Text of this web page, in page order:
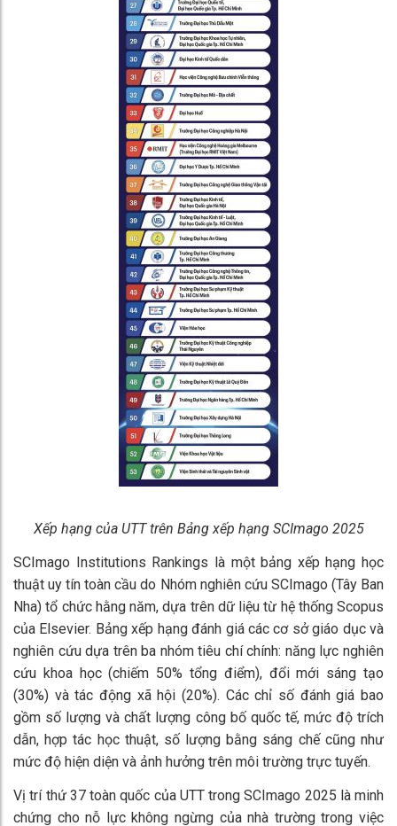
Xếp hạng của UTT trên Bảng xếp hạng SCImago 2025
SCImago Institutions Rankings là một bảng xếp hạng học
thuật uy tín toàn cầu do Nhóm nghiên cứu SCImago (Tây Ban
Nha) tổ chức hằng năm, dựa trên dữ liệu từ hệ thống Scopus
của Elsevier. Bảng xếp hạng đánh giá các cơ sở giáo dục và
nghiên cứu dựa trên ba nhóm tiêu chí chính: năng lực nghiên
cứu khoa học (chiếm 50% tổng điểm), đổi mới sáng tạo
(30%) và tác động xã hội (20%). Các chỉ số đánh giá bao
gồm số lượng và chất lượng công bố quốc tế, mức độ trích
dẫn, hợp tác học thuật, số lượng bằng sáng chế cũng như
mức độ hiện diện và ảnh hưởng trên môi trường trực tuyến.
Vị trí thứ 37 toàn quốc của UTT trong SCImago 2025 là minh
chứng cho nỗ lực không ngừng của nhà trường trong việc